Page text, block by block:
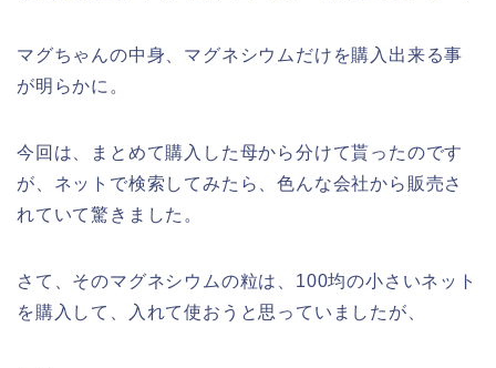
マグちゃんの中身、マグネシウムだけを購入出来る事
が明らかに。
今回は、まとめて購入した母から分けて貰ったのです
が、ネットで検索してみたら、色んな会社から販売さ
れていて驚きました。
さて、そのマグネシウムの粒は、100均の小さいネット
を購入して、入れて使おうと思っていましたが、